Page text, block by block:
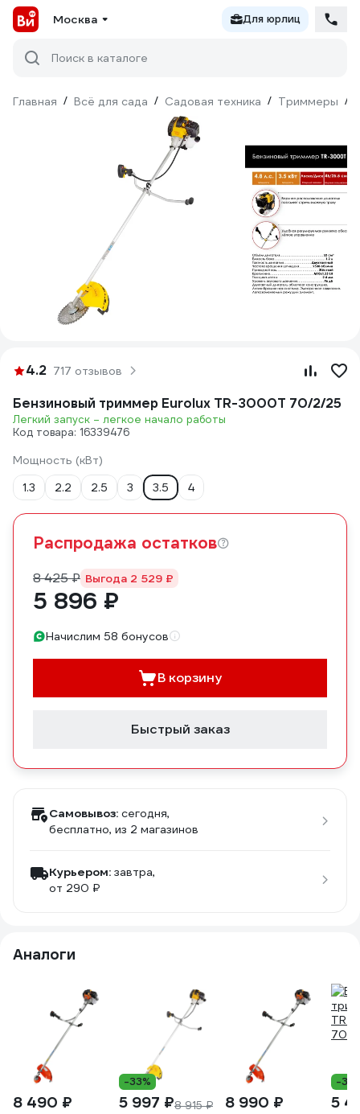
Москва Для юрлиц
Поиск в каталоге
Главная / Всё для сада / Садовая техника / Триммеры /
4.2 717 отзывов
Бензиновый триммер Eurolux TR-3000T 70/2/25
Легкий запуск – легкое начало работы
Код товара: 16339476
Мощность (кВт)
1.3
2.2 2.5 3 3.5 4
Распродажа остатков
8 425 ₽ Выгода 2 529 ₽
5 896 ₽
Начислим 58 бонусов
В корзину
Быстрый заказ
Самовывоз: сегодня,
бесплатно, из 2 магазинов
Курьером: завтра,
от 290 ₽
Аналоги
8 490 ₽
-33%
5 997 ₽8 915 ₽ 8 990 ₽
-
5